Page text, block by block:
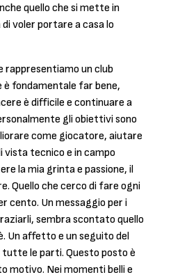
quello che si mette in
voler portare a casa lo
rappresentiamo un club
fondamentale far bene,
è difficile e continuare a
gli obiettivi sono
come giocatore, aiutare
vista tecnico e in campo
la mia grinta e passione, il
Quello che cerco di fare ogni
cento. Un messaggio per i
sembra scontato quello
Un affetto e un seguito del
tutte le parti. Questo posto è
motivo. Nei momenti belli e